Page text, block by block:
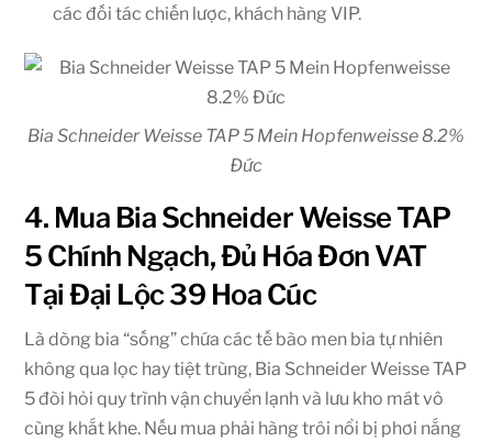
các đối tác chiến lược, khách hàng VIP.
Bia Schneider Weisse TAP 5 Mein Hopfenweisse 8.2%
Đức
4. Mua Bia Schneider Weisse TAP
5 Chính Ngạch, Đủ Hóa Đơn VAT
Tại Đại Lộc 39 Hoa Cúc
Là dòng bia “sống” chứa các tế bào men bia tự nhiên
không qua lọc hay tiệt trùng, Bia Schneider Weisse TAP
5 đòi hỏi quy trình vận chuyển lạnh và lưu kho mát vô
cùng khắt khe. Nếu mua phải hàng trôi nổi bị phơi nắng